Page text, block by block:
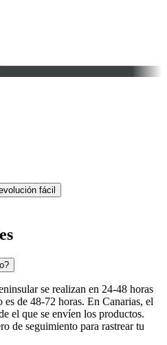
fácil
se realizan en 24-48 horas
de 48-72 horas. En Canarias, el
el que se envíen los productos.
de seguimiento para rastrear tu